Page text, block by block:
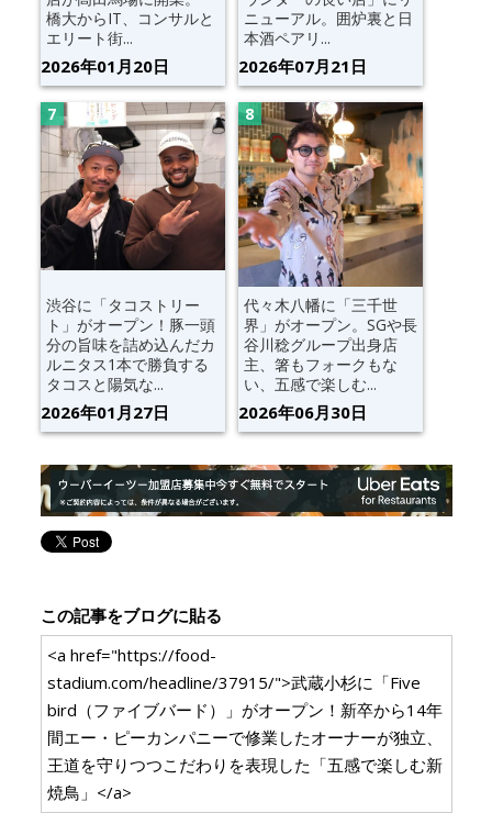
橋大からIT、コンサルと
エリート街...
2026年01月20日
ニューアル。囲炉裏と日
本酒ペアリ...
2026年07月21日
渋谷に「タコストリー
ト」がオープン！豚一頭
分の旨味を詰め込んだカ
ルニタス1本で勝負する
タコスと陽気な...
2026年01月27日
代々木八幡に「三千世
界」がオープン。SGや長
谷川稔グループ出身店
主、箸もフォークもな
い、五感で楽しむ...
2026年06月30日
この記事をブログに貼る
<a href="https://food-
stadium.com/headline/37915/">武蔵小杉に「Five
bird（ファイブバード）」がオープン！新卒から14年
間エー・ピーカンパニーで修業したオーナーが独立、
王道を守りつつこだわりを表現した「五感で楽しむ新
焼鳥」</a>